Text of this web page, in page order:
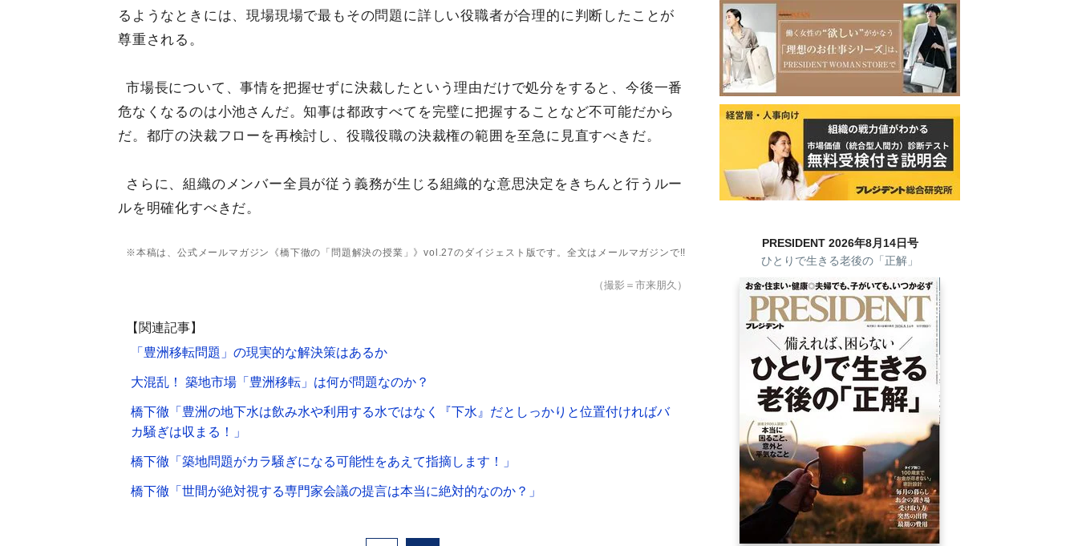
るようなときには、現場現場で最もその問題に詳しい役職者が合理的に判断したことが
尊重される。
市場長について、事情を把握せずに決裁したという理由だけで処分をすると、今後一番
危なくなるのは小池さんだ。知事は都政すべてを完璧に把握することなど不可能だから
だ。 都庁の決裁フローを再検討し、 役職役職の決裁権の範囲を至急に見直すべきだ。
さらに、組織のメンバー全員が従う義務が生じる組織的な意思決定をきちんと行うルー
ルを明確化すべきだ。
※本稿は、公式メールマガジン《橋下徹の「問題解決の授業」》vol.27のダイジェスト版です。全文はメールマガジンで!!
（撮影＝市来朋久）
【関連記事】
「豊洲移転問題」の現実的な解決策はあるか
大混乱！ 築地市場「豊洲移転」は何が問題なのか？
橋下徹「豊洲の地下水は飲み水や利用する水ではなく『下水』だとしっかりと位置付ければバ
カ騒ぎは収まる！」
橋下徹「築地問題がカラ騒ぎになる可能性をあえて指摘します！」
橋下徹「世間が絶対視する専門家会議の提言は本当に絶対的なのか？」
PRESIDENT 2026年8月14日号
ひとりで生きる老後の「正解」